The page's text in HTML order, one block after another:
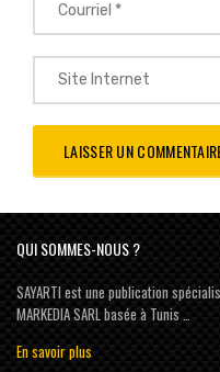
QUI SOMMES-NOUS ?
SAYARTI est une publication
MARKEDIA SARL basée à Tunis …
En savoir plus